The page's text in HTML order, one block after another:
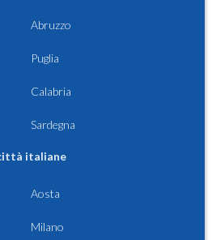
Abruzzo
Puglia
Calabria
Sardegna
italiane
Aosta
Milano